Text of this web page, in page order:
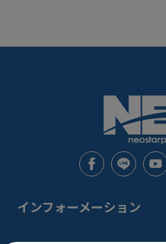
インフォーメーション
新着情報